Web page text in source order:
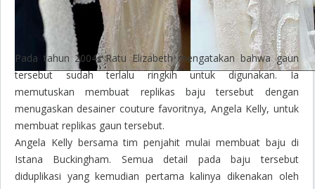
Pada tahun 2004, Ratu Elizabeth mengatakan bahwa gaun
tersebut sudah terlalu ringkih untuk digunakan. Ia
memutuskan membuat replikas baju tersebut dengan
menugaskan desainer couture favoritnya, Angela Kelly, untuk
membuat replikas gaun tersebut.
Angela Kelly bersama tim penjahit mulai membuat baju di
Istana Buckingham. Semua detail pada baju tersebut
diduplikasi yang kemudian pertama kalinya dikenakan oleh